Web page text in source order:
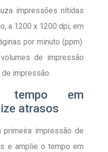
impressões nítidas
a 1200 x 1200 dpi, em
por minuto (ppm).
de impressão
impressão.
tempo em
atrasos
impressão de
e amplie o tempo em